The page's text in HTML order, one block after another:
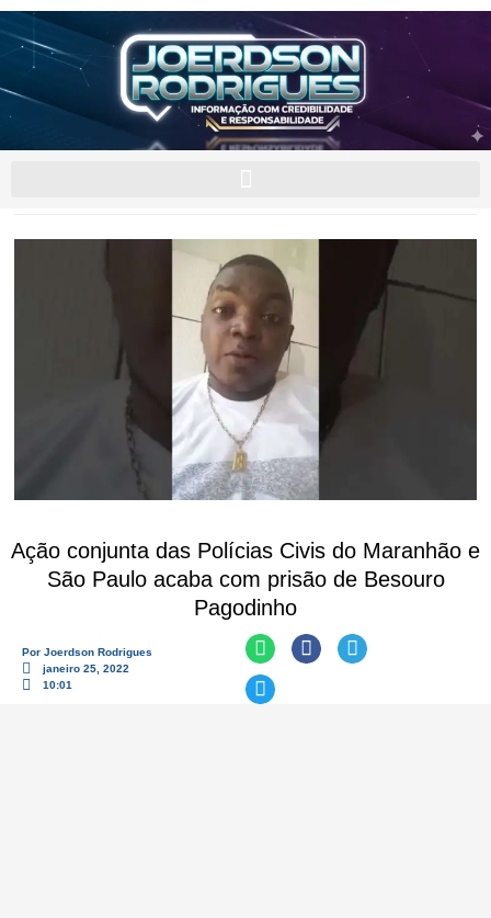
Ação conjunta das Polícias Civis do Maranhão e
São Paulo acaba com prisão de Besouro
Pagodinho
Por Joerdson Rodrigues
janeiro 25, 2022
10:01